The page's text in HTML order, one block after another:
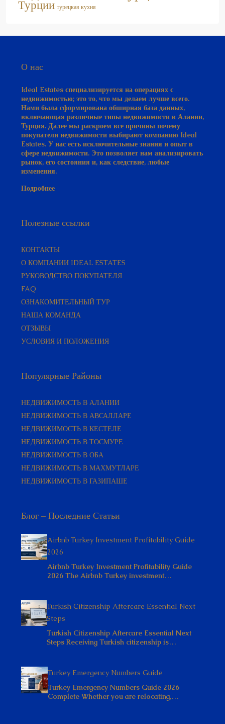
недвижимостью; это то, что мы делаем лучше всего.
Нами была сформирована обширная база данных,
включающая различные типы недвижимости в Алании,
Турция. Далее мы раскроем все причины почему
покупатели недвижимости выбирают компанию Ideal
Estates. У нас есть исключительные знания и опыт в
сфере недвижимости. Это позволяет нам анализировать
рынок, его состояния и, как следствие, любые
изменения.
Подробнее
О КОМПАНИИ IDEAL ESTATES
РУКОВОДСТВО ПОКУПАТЕЛЯ​
FAQ
ОЗНАКОМИТЕЛЬНЫЙ ТУР
НАША КОМАНДА
ОТЗЫВЫ
УСЛОВИЯ И ПОЛОЖЕНИЯ
НЕДВИЖИМОСТЬ В АВСАЛЛАРЕ
НЕДВИЖИМОСТЬ В КЕСТЕЛЕ
НЕДВИЖИМОСТЬ В ТОСМУРЕ
НЕДВИЖИМОСТЬ В ОБА
НЕДВИЖИМОСТЬ В МАХМУТЛАРЕ
НЕДВИЖИМОСТЬ В ГАЗИПАШЕ
2026
Airbnb Turkey Investment Profitability Guide
2026 The Airbnb Turkey investment…
Steps
Turkish Citizenship Aftercare Essential Next
Steps Receiving Turkish citizenship is…
Turkey Emergency Numbers Guide 2026
Complete Whether you are relocating,…